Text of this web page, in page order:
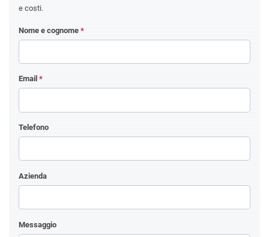
e costi.
Nome e cognome *
Email *
Telefono
Azienda
Messaggio